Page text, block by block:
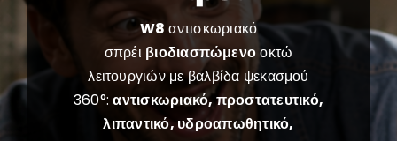
W8 αντισκωριακό
σπρέι βιοδιασπώμενοοκτώ
λειτουργιών με βαλβίδα ψεκασμού
360°:αντισκωριακό, προστατευτικό,
λιπαντικό, υδροαπωθητικό,